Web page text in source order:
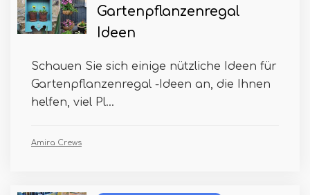
Gartenpflanzenregal
Ideen
Schauen Sie sich einige nützliche Ideen für
Gartenpflanzenregal -Ideen an, die Ihnen
helfen, viel Pl...
Amira Crews